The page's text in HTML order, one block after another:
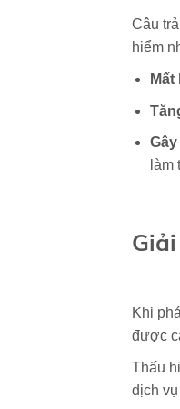
Câu
hiểm
làm
Khi
được
Thấu
dịch